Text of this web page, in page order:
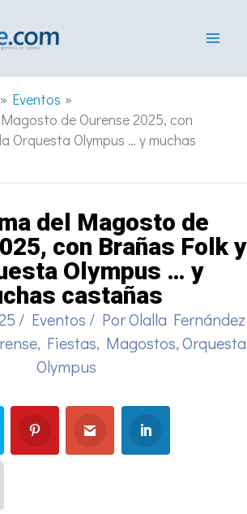
Eventos
de Ourense 2025, con
Orquesta Olympus … y muchas
del Magosto de
con Brañas Folk y
Olympus … y
castañas
/ Eventos / PorOlalla Fernández
, Fiestas, Magostos,Orquesta
Olympus